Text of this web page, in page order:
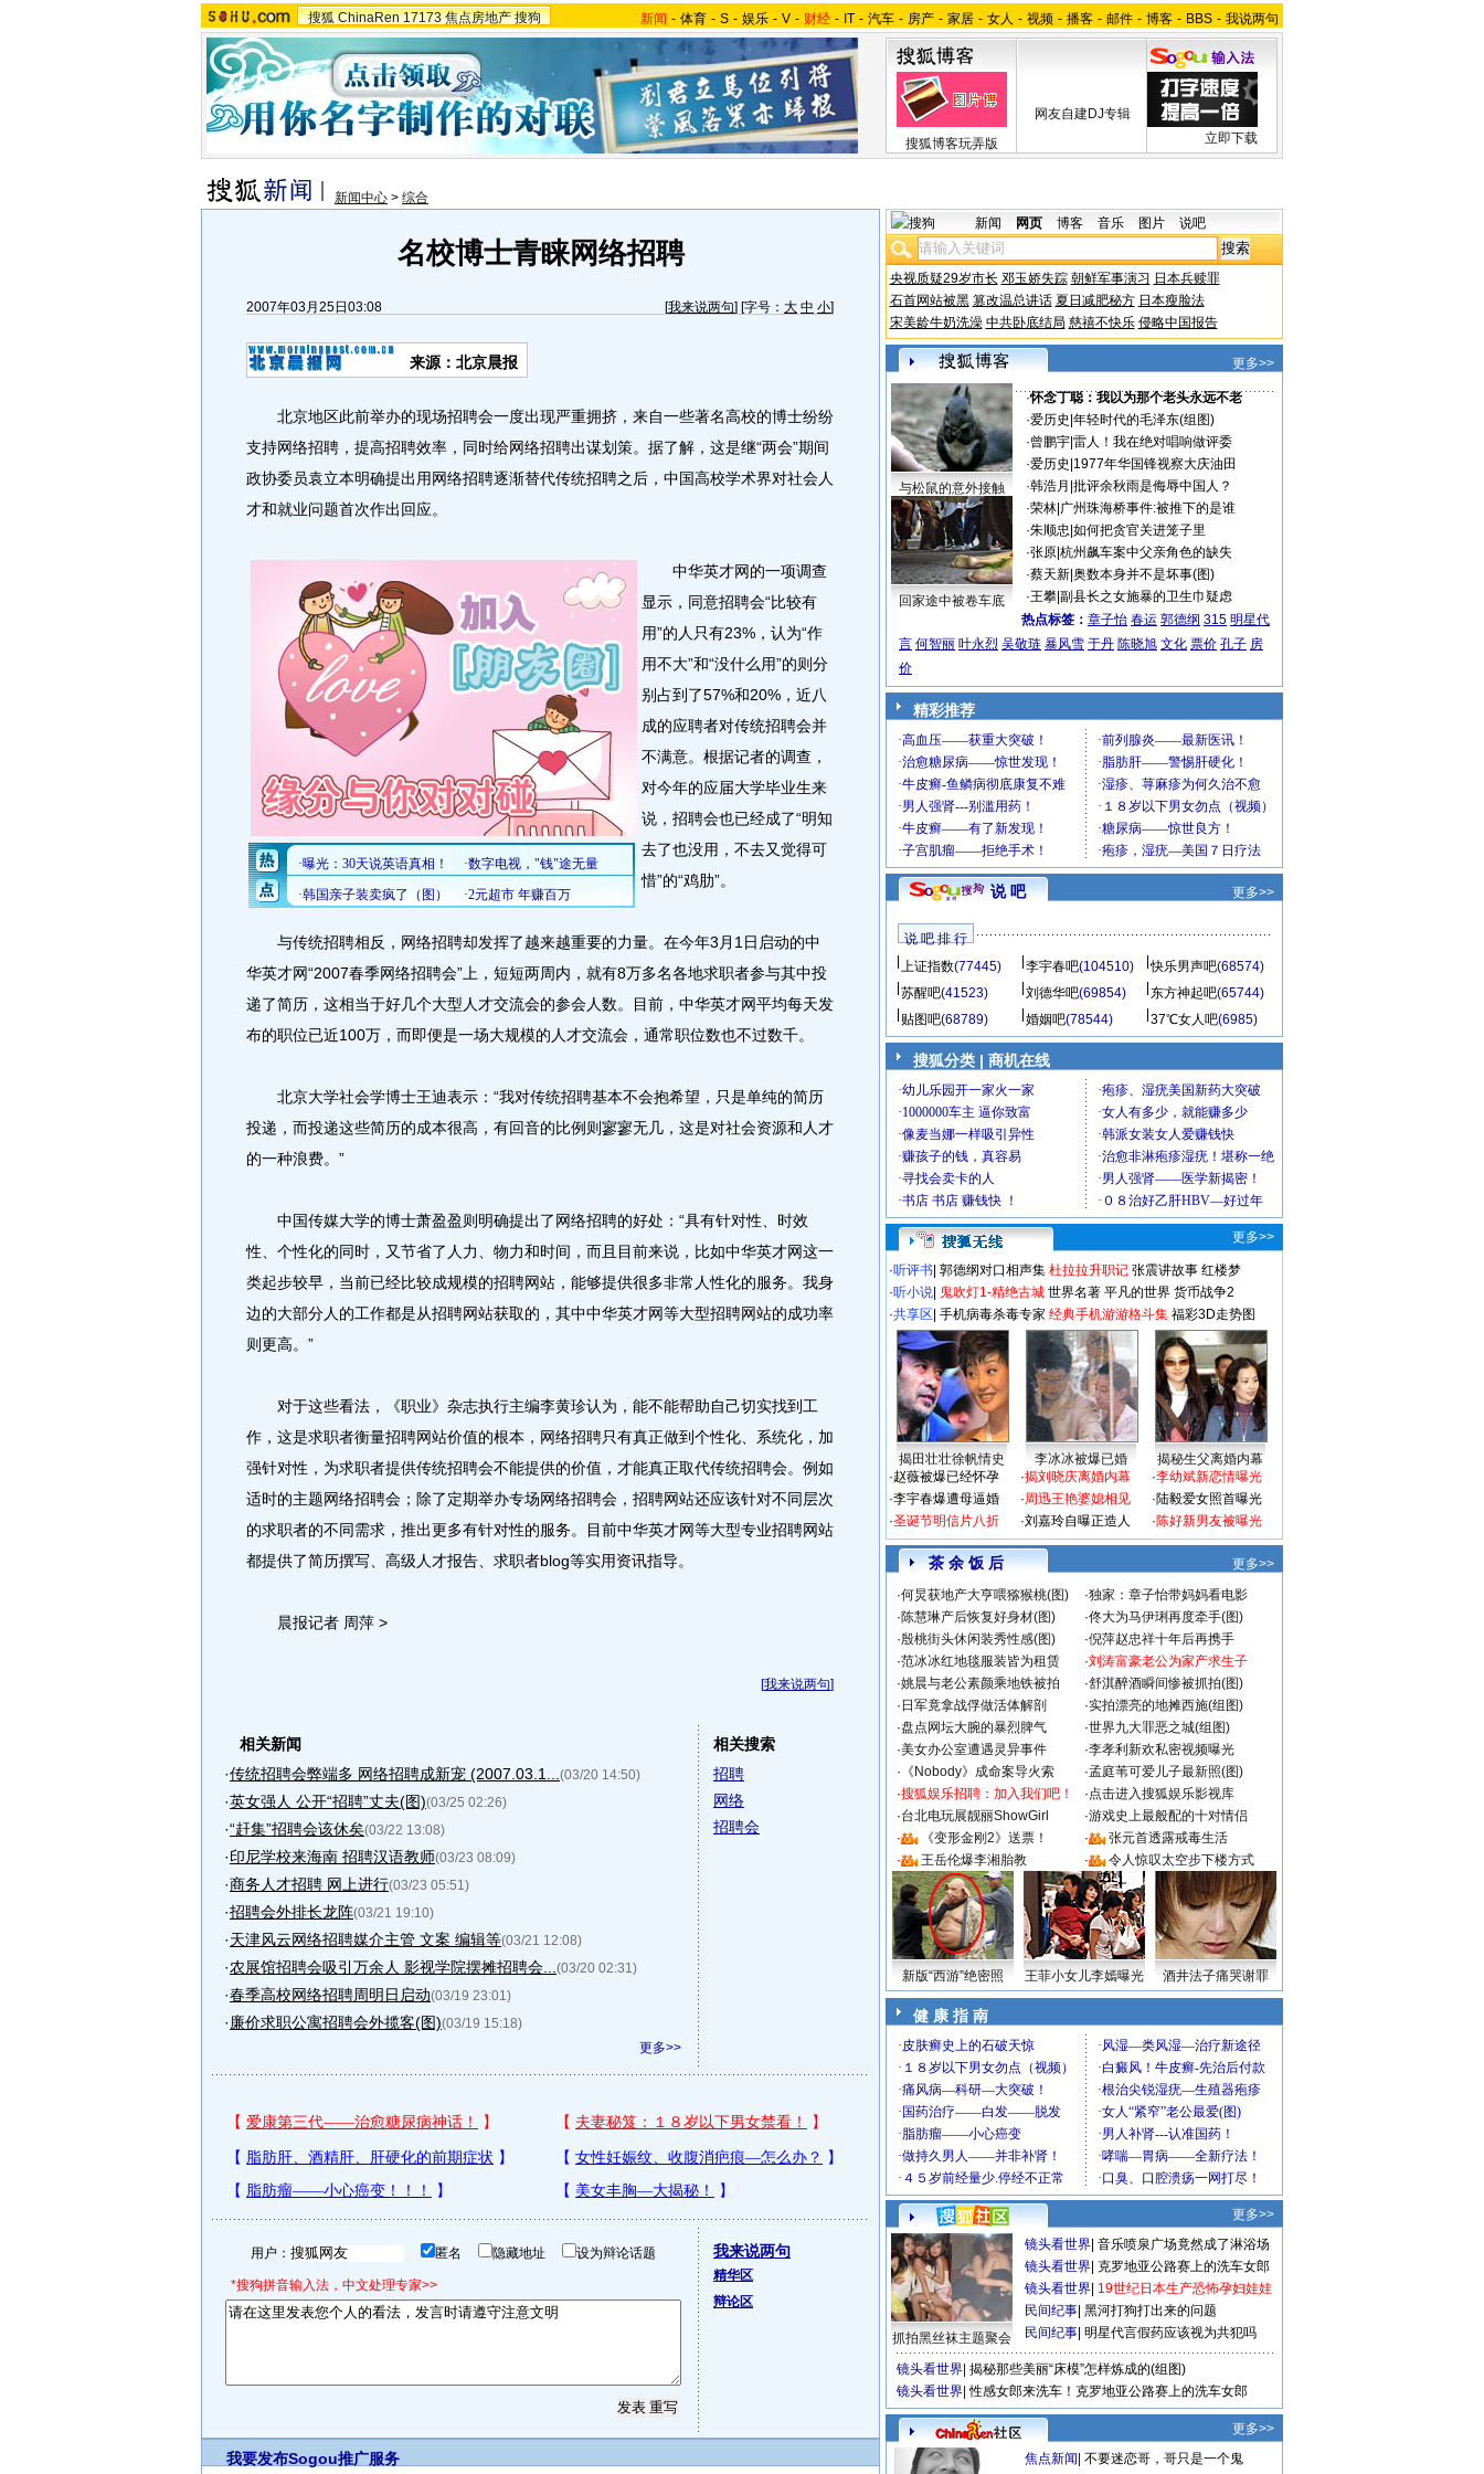
搜狐 ChinaRen 17173 焦点房地产 搜狗 新闻 - 体育 - S - 娱乐 - V - 财经 - IT - 汽车 - 房产 - 家居 - 女人 - 视频 - 播客 - 邮件 - 博客 - BBS - 我说两句
搜狐博客玩弄版
网友自建DJ专辑
立即下载
新闻中心 > 综合
名校博士青睐网络招聘
2007年03月25日03:08 [我来说两句] [字号： 大 中 小]
来源：北京晨报
北京地区此前举办的现场招聘会一度出现严重拥挤，来自一些著名高校的博士纷纷
支持网络招聘，提高招聘效率，同时给网络招聘出谋划策。据了解，这是继“两会”期间
政协委员袁立本明确提出用网络招聘逐渐替代传统招聘之后，中国高校学术界对社会人
才和就业问题首次作出回应。
中华英才网的一项调查
显示，同意招聘会“比较有
用”的人只有23%，认为“作
用不大”和“没什么用”的则分
别占到了57%和20%，近八
成的应聘者对传统招聘会并
不满意。根据记者的调查，
对今年的应届大学毕业生来
说，招聘会也已经成了“明知
去了也没用，不去又觉得可
惜”的“鸡肋”。
与传统招聘相反，网络招聘却发挥了越来越重要的力量。在今年3月1日启动的中
华英才网“2007春季网络招聘会”上，短短两周内，就有8万多名各地求职者参与其中投
递了简历，这相当于好几个大型人才交流会的参会人数。目前，中华英才网平均每天发
布的职位已近100万，而即便是一场大规模的人才交流会，通常职位数也不过数千。
北京大学社会学博士王迪表示：“我对传统招聘基本不会抱希望，只是单纯的简历
投递，而投递这些简历的成本很高，有回音的比例则寥寥无几，这是对社会资源和人才
的一种浪费。”
中国传媒大学的博士萧盈盈则明确提出了网络招聘的好处：“具有针对性、时效
性、个性化的同时，又节省了人力、物力和时间，而且目前来说，比如中华英才网这一
类起步较早，当前已经比较成规模的招聘网站，能够提供很多非常人性化的服务。我身
边的大部分人的工作都是从招聘网站获取的，其中中华英才网等大型招聘网站的成功率
则更高。”
对于这些看法，《职业》杂志执行主编李黄珍认为，能不能帮助自己切实找到工
作，这是求职者衡量招聘网站价值的根本，网络招聘只有真正做到个性化、系统化，加
强针对性，为求职者提供传统招聘会不能提供的价值，才能真正取代传统招聘会。例如
适时的主题网络招聘会；除了定期举办专场网络招聘会，招聘网站还应该针对不同层次
的求职者的不同需求，推出更多有针对性的服务。目前中华英才网等大型专业招聘网站
都提供了简历撰写、高级人才报告、求职者blog等实用资讯指导。
晨报记者 周萍 >
[我来说两句]
相关新闻
·传统招聘会弊端多 网络招聘成新宠 (2007.03.1... (03/20 14:50)
·英女强人 公开“招聘”丈夫(图)(03/25 02:26)
·“赶集”招聘会该休矣(03/22 13:08)
·印尼学校来海南 招聘汉语教师(03/23 08:09)
·商务人才招聘 网上进行(03/23 05:51)
·招聘会外排长龙阵(03/21 19:10)
·天津风云网络招聘媒介主管 文案 编辑等(03/21 12:08)
·农展馆招聘会吸引万余人 影视学院摆摊招聘会... (03/20 02:31)
·春季高校网络招聘周明日启动(03/19 23:01)
·廉价求职公寓招聘会外揽客(图)(03/19 15:18)
更多>>
相关搜索
招聘
网络
招聘会
用户： 匿名 隐藏地址 设为辩论话题
*搜狗拼音输入法，中文处理专家>>
我来说两句
精华区
辩论区
我要发布Sogou推广服务
新闻 网页 博客 音乐 图片 说吧
央视质疑29岁市长 邓玉娇失踪 朝鲜军事演习 日本兵赎罪
石首网站被黑 篡改温总讲话 夏日减肥秘方 日本瘦脸法
宋美龄牛奶洗澡 中共卧底结局 慈禧不快乐 侵略中国报告
更多>>
与松鼠的意外接触
回家途中被卷车底
·怀念丁聪：我以为那个老头永远不老
·爱历史 年轻时代的毛泽东(组图)
·曾鹏宇| 雷人！我在绝对唱响做评委
·爱历史 1977年华国锋视察大庆油田
·韩浩月 批评余秋雨是侮辱中国人？
·荣林| 广州珠海桥事件:被推下的是谁
·朱顺忠 如何把贪官关进笼子里
·张原| 杭州飙车案中父亲角色的缺失
·蔡天新| 奥数本身并不是坏事(图)
·王攀| 副县长之女施暴的卫生巾疑虑
热点标签： 章子怡 春运 郭德纲 315 明星代
言 何智丽 叶永烈 吴敬琏 暴风雪 于丹 陈晓旭 文化 票价 孔子 房
价
精彩推荐
说 吧 更多>>
说 吧 排 行
上证指数(77445) 李宇春吧(104510) 快乐男声吧(68574)
苏醒吧(41523) 刘德华吧(69854) 东方神起吧(65744)
贴图吧(68789) 婚姻吧(78544) 37℃女人吧(6985)
搜狐分类 | 商机在线
更多>>
·听评书 郭德纲对口相声集 杜拉拉升职记 张震讲故事 红楼梦
·听小说 鬼吹灯1-精绝古城 世界名著 平凡的世界 货币战争2
·共享区 手机病毒杀毒专家 经典手机游游格斗集 福彩3D走势图
揭田壮壮徐帆情史 李冰冰被爆已婚
揭秘生父离婚内幕
·赵薇被爆已经怀孕
·李宇春爆遭母逼婚
·圣诞节明信片八折
·揭刘晓庆离婚内幕
·周迅王艳婆媳相见
·刘嘉玲自曝正造人
·李幼斌新恋情曝光
·陆毅爱女照首曝光
·陈好新男友被曝光
茶 余 饭 后
更多>>
·何炅获地产大亨喂猕猴桃(图) ·独家：章子怡带妈妈看电影
·陈慧琳产后恢复好身材(图) ·佟大为马伊琍再度牵手(图)
·殷桃街头休闲装秀性感(图) ·倪萍赵忠祥十年后再携手
·范冰冰红地毯服装皆为租赁 ·刘涛富豪老公为家产求生子
·姚晨与老公素颜乘地铁被拍 ·舒淇醉酒瞬间惨被抓拍(图)
· 日军竟拿战俘做活体解剖 ·实拍漂亮的地摊西施(组图)
·盘点网坛大腕的暴烈脾气 ·世界九大罪恶之城(组图)
·美女办公室遭遇灵异事件 ·李孝利新欢私密视频曝光
· 《Nobody》成命案导火索 ·孟庭苇可爱儿子最新照(图)
·搜狐娱乐招聘：加入我们吧！ ·点击进入搜狐娱乐影视库
·台北电玩展靓丽ShowGirl ·游戏史上最般配的十对情侣
·
《变形金刚2》送票！ ·
张元首透露戒毒生活
·
王岳伦爆李湘胎教 · 令人惊叹太空步下楼方式
新版“西游”绝密照 王菲小女儿李嫣曝光 酒井法子痛哭谢罪
健 康 指 南
更多>>
抓拍黑丝袜主题聚会
镜头看世界 音乐喷泉广场竟然成了淋浴场
镜头看世界 克罗地亚公路赛上的洗车女郎
镜头看世界 19世纪日本生产恐怖孕妇娃娃
民间纪事 黑河打狗打出来的问题
民间纪事 明星代言假药应该视为共犯吗
镜头看世界 揭秘那些美丽“床模”怎样炼成的(组图)
镜头看世界 性感女郎来洗车！克罗地亚公路赛上的洗车女郎
更多>>
焦点新闻 不要迷恋哥，哥只是一个鬼